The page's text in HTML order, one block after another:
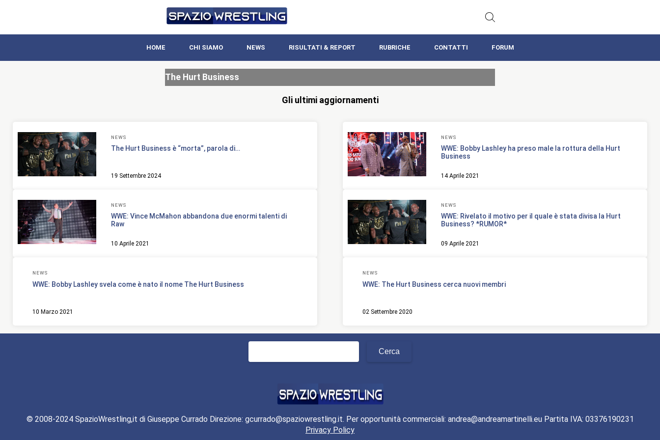
HOME CHI SIAMO NEWS RISULTATI & REPORT RUBRICHE CONTATTI FORUM
The Hurt Business
Gli ultimi aggiornamenti
NEWS
The Hurt Business è “morta”, parola di…
19 Settembre 2024
NEWS
WWE: Bobby Lashley ha preso male la rottura della Hurt
Business
14 Aprile 2021
NEWS
WWE: Vince McMahon abbandona due enormi talenti di
Raw
10 Aprile 2021
NEWS
WWE: Rivelato il motivo per il quale è stata divisa la Hurt
Business? *RUMOR*
09 Aprile 2021
NEWS
WWE: Bobby Lashley svela come è nato il nome The Hurt Business
10 Marzo 2021
NEWS
WWE: The Hurt Business cerca nuovi membri
02 Settembre 2020
Ricerca
© 2008-2024 SpazioWrestling,it di Giuseppe Currado Direzione: gcurrado@spaziowrestling.it. Per opportunità commerciali: andrea@andreamartinelli.eu Partita IVA: 03376190231
Privacy Policy